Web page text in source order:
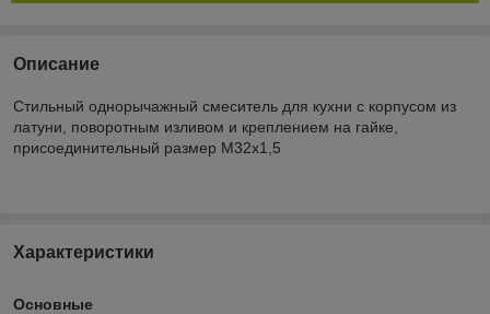
Описание
Стильный однорычажный смеситель для кухни с корпусом из
латуни, поворотным изливом и креплением на гайке,
присоединительный размер М32х1,5
Характеристики
Основные